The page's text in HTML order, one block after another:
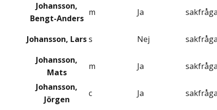
Johansson,
Bengt-Anders
m Ja
Johansson, Larss Nej
Johansson,
Mats
m Ja
Johansson,
Jörgen
c Ja